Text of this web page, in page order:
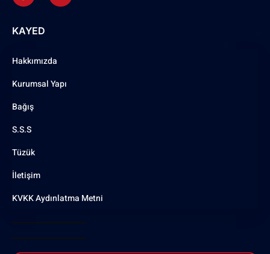
KAYED
Hakkımızda
Kurumsal Yapı
Bağış
S.S.S
Tüzük
İletişim
KVKK Aydınlatma Metni